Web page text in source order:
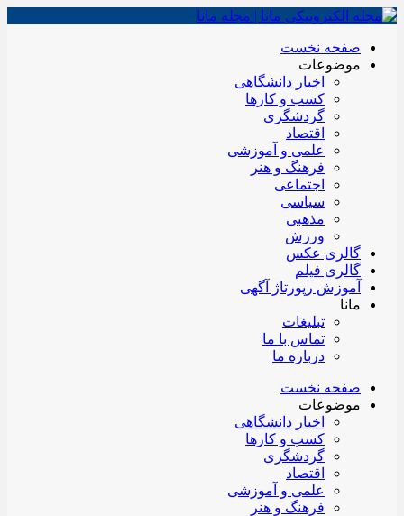
صفحه نخست
موضوعات
اخبار دانشگاهی
کسب و کارها
گردشگری
اقتصاد
علمی و آموزشی
فرهنگ و هنر
اجتماعی
سیاسی
مذهبی
ورزش
گالری عکس
گالری فیلم
آموزش رپورتاژ آگهی
مانا
تبلیغات
تماس با ما
درباره ما
صفحه نخست
موضوعات
اخبار دانشگاهی
کسب و کارها
گردشگری
اقتصاد
علمی و آموزشی
فرهنگ و هنر